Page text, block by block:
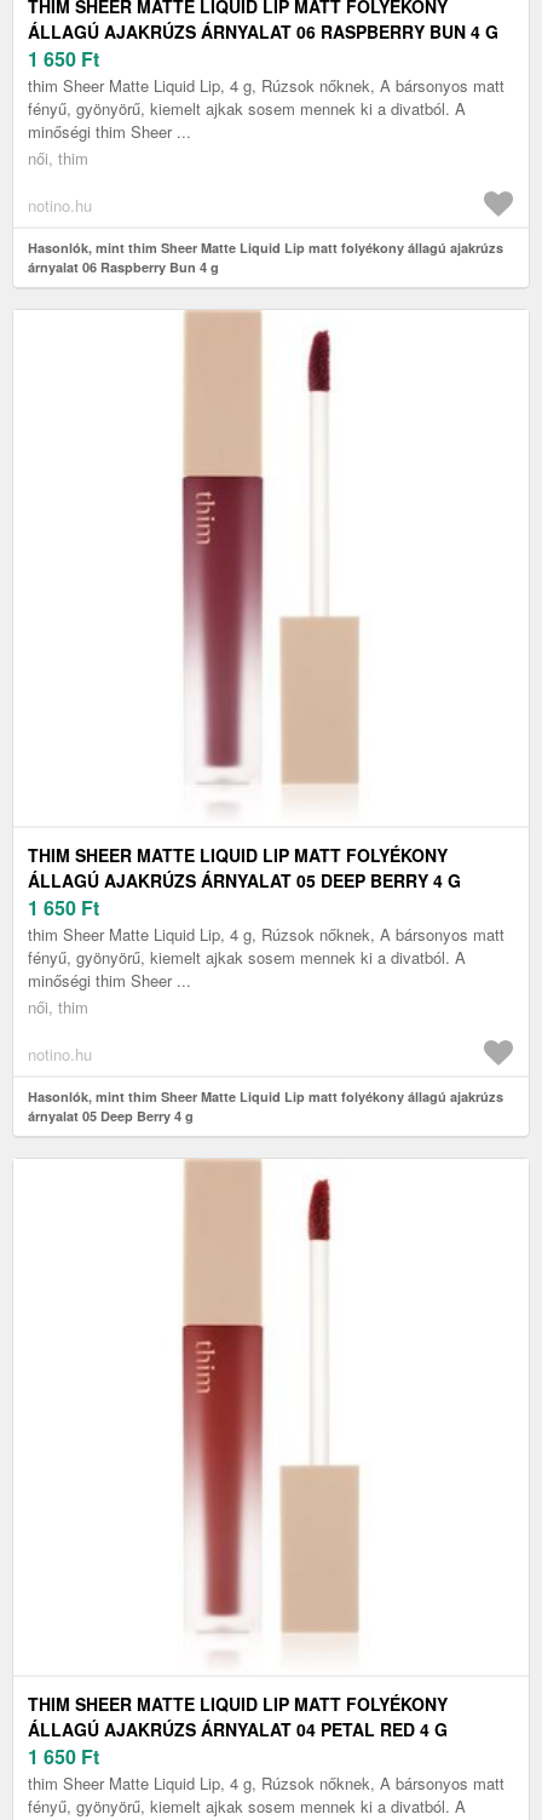
THIM SHEER MATTE LIQUID LIP MATT FOLYÉKONY
ÁLLAGÚ AJAKRÚZS ÁRNYALAT 06 RASPBERRY BUN 4 G
1 650 Ft
thim Sheer Matte Liquid Lip, 4 g, Rúzsok nőknek, A bársonyos matt
fényű, gyönyörű, kiemelt ajkak sosem mennek ki a divatból. A
minőségi thim Sheer ...
női, thim
notino.hu
Hasonlók, mint thim Sheer Matte Liquid Lip matt folyékony állagú ajakrúzs
árnyalat 06 Raspberry Bun 4 g
THIM SHEER MATTE LIQUID LIP MATT FOLYÉKONY
ÁLLAGÚ AJAKRÚZS ÁRNYALAT 05 DEEP BERRY 4 G
1 650 Ft
thim Sheer Matte Liquid Lip, 4 g, Rúzsok nőknek, A bársonyos matt
fényű, gyönyörű, kiemelt ajkak sosem mennek ki a divatból. A
minőségi thim Sheer ...
női, thim
notino.hu
Hasonlók, mint thim Sheer Matte Liquid Lip matt folyékony állagú ajakrúzs
árnyalat 05 Deep Berry 4 g
THIM SHEER MATTE LIQUID LIP MATT FOLYÉKONY
ÁLLAGÚ AJAKRÚZS ÁRNYALAT 04 PETAL RED 4 G
1 650 Ft
thim Sheer Matte Liquid Lip, 4 g, Rúzsok nőknek, A bársonyos matt
fényű, gyönyörű, kiemelt ajkak sosem mennek ki a divatból. A